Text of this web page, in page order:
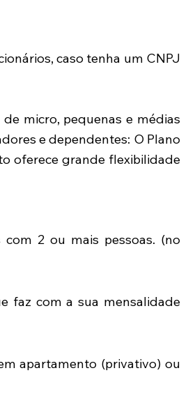
caso tenha um CNPJ
micro, pequenas e médias
e dependentes: O Plano
oferece grande flexibilidade
2 ou mais pessoas. (no
faz com a sua mensalidade
apartamento (privativo) ou